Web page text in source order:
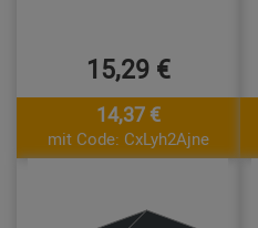
15,29 €
14,37 €
mit Code: CxLyh2Ajne